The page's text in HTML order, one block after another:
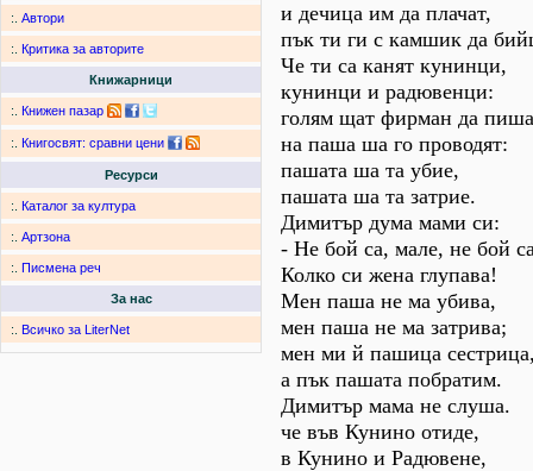
:. Автори
:. Критика за авторите
Книжарници
:. Книжен пазар
:. Книгосвят: сравни цени
Ресурси
:. Каталог за култура
:. Артзона
:. Писмена реч
За нас
:. Всичко за LiterNet
и дечица им да плачат,
пък ти ги с камшик да
Че ти са канят кунинци,
кунинци и радювенци:
голям щат фирман да
на паша ша го проводят:
пашата ша та убие,
пашата ша та затрие.
Димитър дума мами си:
- Не бой са, мале, не бой
Колко си жена глупава!
Мен паша не ма убива,
мен паша не ма затрива;
мен ми й пашица
а пък пашата побратим.
Димитър мама не слуша.
че във Кунино отиде,
в Кунино и Радювене,